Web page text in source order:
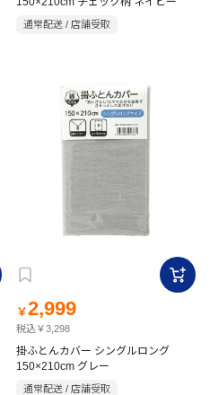
通常配送 / 店舗受取
￥2,999
税込￥3,298
掛ふとんカバー シングルロング
150×210cm グレー
通常配送 / 店舗受取